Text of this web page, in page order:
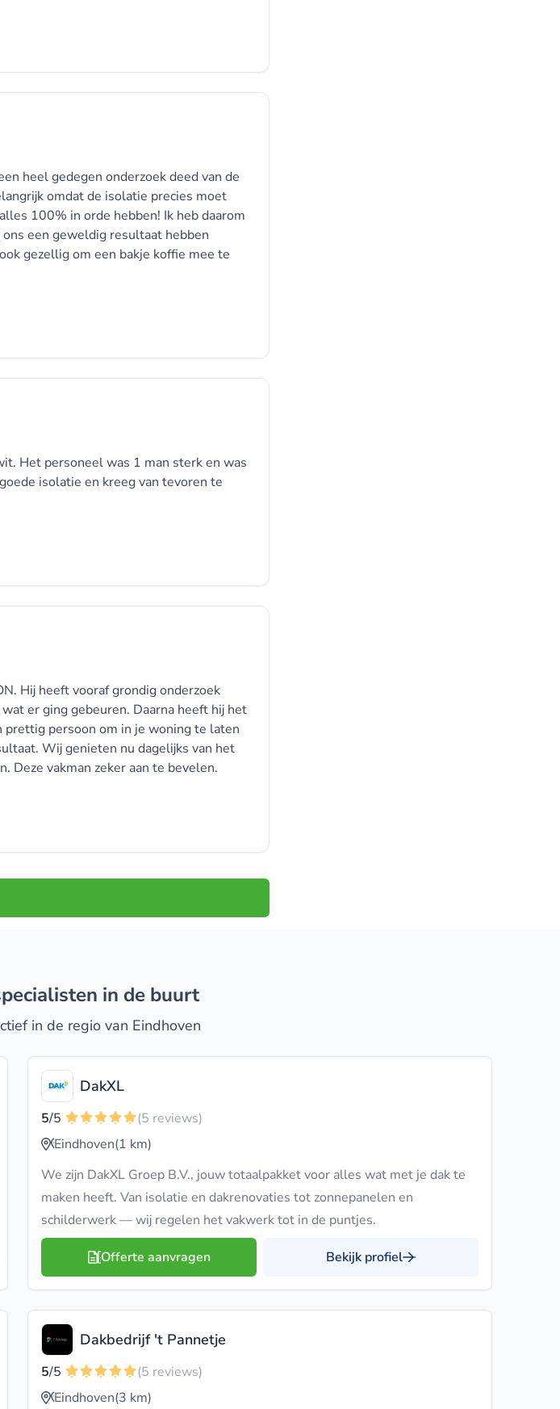
heel gedegen onderzoek deed van de
omdat de isolatie precies moet
100% in orde hebben! Ik heb daarom
een geweldig resultaat hebben
gezellig om een bakje koffie mee te
Het personeel was 1 man sterk en was
isolatie en kreeg van tevoren te
Hij heeft vooraf grondig onderzoek
er ging gebeuren. Daarna heeft hij het
prettig persoon om in je woning te laten
Wij genieten nu dagelijks van het
Deze vakman zeker aan te bevelen.
in de buurt
in de regio van Eindhoven
DakXL
5/5
(5 reviews)
Eindhoven(1 km)
We zijn DakXL Groep B.V., jouw totaalpakket voor alles wat met je dak te
maken heeft. Van isolatie en dakrenovaties tot zonnepanelen en
schilderwerk — wij regelen het vakwerk tot in de puntjes.
Offerte aanvragen Bekijk profiel
Dakbedrijf 't Pannetje
5/5
(5 reviews)
Eindhoven(3 km)